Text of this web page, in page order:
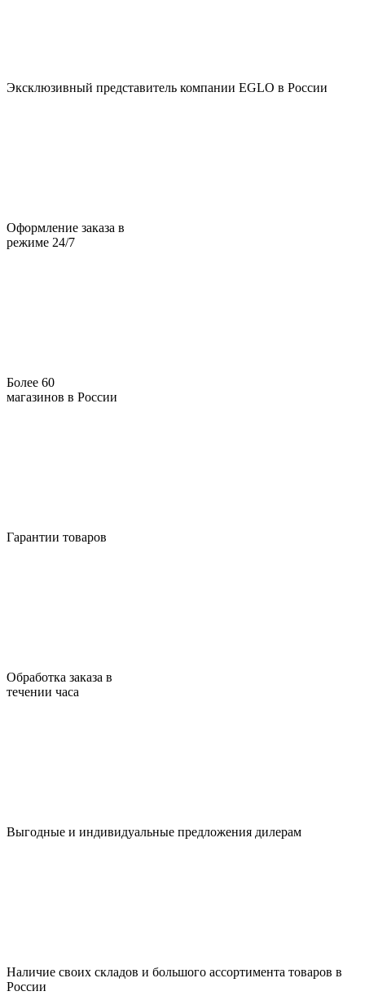
Эксклюзивный представитель компании EGLO в России
Оформление заказа в
режиме 24/7
Более 60
магазинов в России
Гарантии товаров
Обработка заказа в
течении часа
Выгодные и индивидуальные предложения дилерам
Наличие своих складов и большого ассортимента товаров в
России